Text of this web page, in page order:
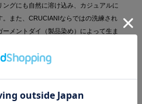
ングにも自然に溶け込み、カジュアルに
また、CRUCIANIならではの洗練され
メントダイ（製品染め）によって生ま
と呼ばれる、やや粗さを残した鹿の子素
つ、まさに夏のワードローブに欠かせな